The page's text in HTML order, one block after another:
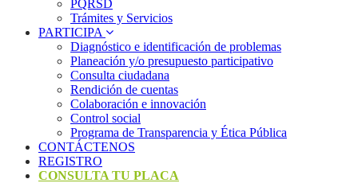
PQRSD
Trámites y Servicios
PARTICIPA
Diagnóstico e identificación de problemas
Planeación y/o presupuesto participativo​
Consulta ciudadana
Rendición de cuentas
Colaboración e innovación
Control social
Programa de Transparencia y Ética Pública
CONTÁCTENOS
REGISTRO
CONSULTA TU PLACA